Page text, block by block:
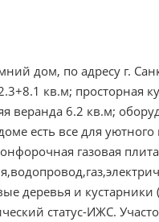
дом, по адресу г.
кв.м; просторная
веранда 6.2 кв.м;
есть все для
газовая
деревья и
статус-ИЖС.